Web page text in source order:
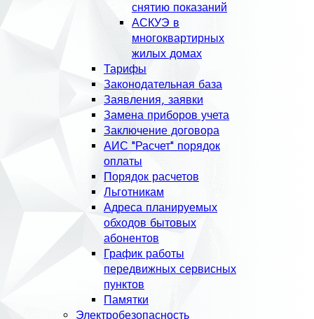
снятию показаний
АСКУЭ в
многоквартирных
жилых домах
Тарифы
Законодательная база
Заявления, заявки
Замена приборов учета
Заключение договора
АИС "Расчет" порядок
оплаты
Порядок расчетов
Льготникам
Адреса планируемых
обходов бытовых
абонентов
График работы
передвижных сервисных
пунктов
Памятки
Электробезопасность